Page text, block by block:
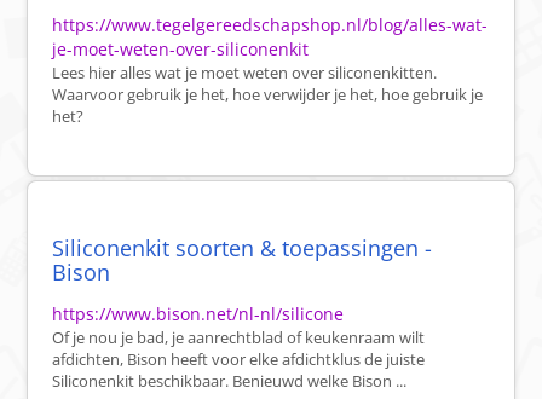
https://www.tegelgereedschapshop.nl/blog/alles-wat-
je-moet-weten-over-siliconenkit
Lees hier alles wat je moet weten over siliconenkitten.
Waarvoor gebruik je het, hoe verwijder je het, hoe gebruik je
het?
Siliconenkit soorten & toepassingen -
Bison
https://www.bison.net/nl-nl/silicone
Of je nou je bad, je aanrechtblad of keukenraam wilt
afdichten, Bison heeft voor elke afdichtklus de juiste
Siliconenkit beschikbaar. Benieuwd welke Bison ...